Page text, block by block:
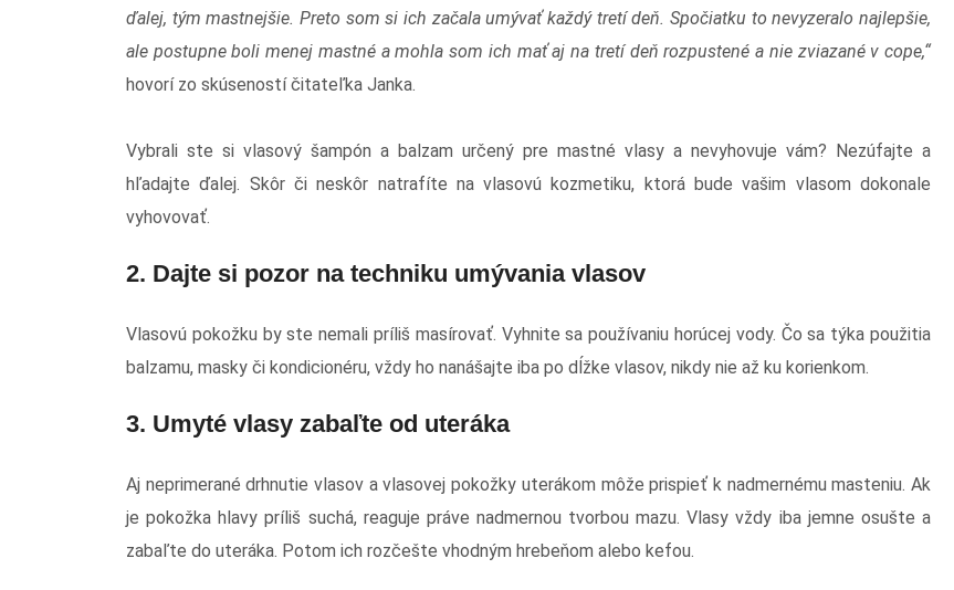
ďalej, tým mastnejšie. Preto som si ich začala umývať každý tretí deň. Spočiatku to nevyzeralo najlepšie,
ale postupne boli menej mastné a mohla som ich mať aj na tretí deň rozpustené a nie zviazané v cope,“
hovorí zo skúseností čitateľka Janka.
Vybrali ste si vlasový šampón a balzam určený pre mastné vlasy a nevyhovuje vám? Nezúfajte a
hľadajte ďalej. Skôr či neskôr natrafíte na vlasovú kozmetiku, ktorá bude vašim vlasom dokonale
vyhovovať.
2. Dajte si pozor na techniku umývania vlasov
Vlasovú pokožku by ste nemali príliš masírovať. Vyhnite sa používaniu horúcej vody. Čo sa týka použitia
balzamu, masky či kondicionéru, vždy ho nanášajte iba po dĺžke vlasov, nikdy nie až ku korienkom.
3. Umyté vlasy zabaľte od uteráka
Aj neprimerané drhnutie vlasov a vlasovej pokožky uterákom môže prispieť k nadmernému masteniu. Ak
je pokožka hlavy príliš suchá, reaguje práve nadmernou tvorbou mazu. Vlasy vždy iba jemne osušte a
zabaľte do uteráka. Potom ich rozčešte vhodným hrebeňom alebo kefou.